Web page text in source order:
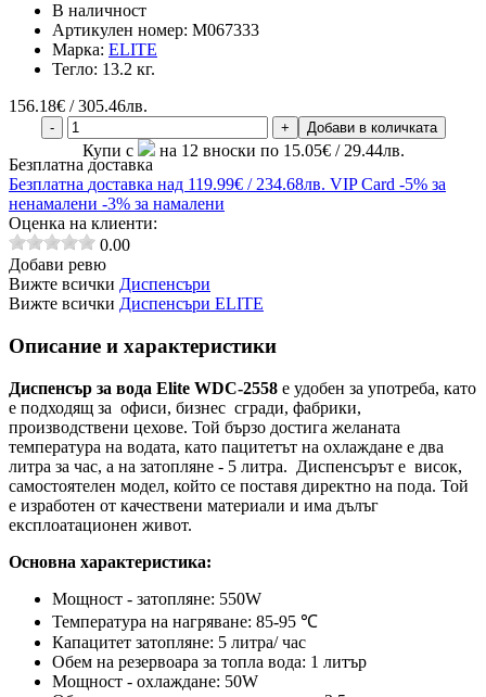
В наличност
Артикулен номер: M067333
Марка: ELITE
Тегло: 13.2 кг.
156.18€ / 305.46лв.
- + Добави в количката
Купи с на 12 вноски по 15.05€ / 29.44лв.
Безплатна доставка
Безплатна доставка над 119.99€ / 234.68лв. VIP Card -5% за
ненамалени -3% за намалени
Оценка на клиенти:
0.00
Добави ревю
Вижте всички Диспенсъри
Вижте всички Диспенсъри ELITE
Описание и характеристики
Диспенсър за вода Elite WDC-2558 е удобен за употреба, като
е подходящ за офиси, бизнес сгради, фабрики,
производствени цехове. Той бързо достига желаната
температура на водата, като пацитетът на охлаждане е два
литра за час, а на затопляне - 5 литра. Диспенсърът е висок,
самостоятелен модел, който се поставя директно на пода. Той
е изработен от качествени материали и има дълъг
експлоатационен живот.
Основна характеристика:
Мощност - затопляне: 550W
Температура на нагряване: 85-95 ℃
Капацитет затопляне: 5 литра/ час
Обем на резервоара за топла вода: 1 литър
Мощност - охлаждане: 50W